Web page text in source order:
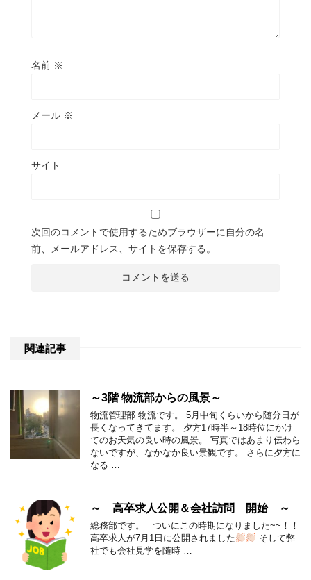
名前 ※
メール ※
サイト
次回のコメントで使用するためブラウザーに自分の名
前、メールアドレス、サイトを保存する。
関連記事
～3階 物流部からの風景～
物流管理部 物流です。 5月中旬くらいから随分日が
長くなってきてます。 夕方17時半～18時位にかけ
てのお天気の良い時の風景。 写真ではあまり伝わら
ないですが、なかなか良い景観です。 さらに夕方に
なる …
～ 高卒求人公開＆会社訪問 開始 ～
総務部です。 ついにこの時期になりました~~！！
高卒求人が7月1日に公開されました
そして弊
社でも会社見学を随時 …